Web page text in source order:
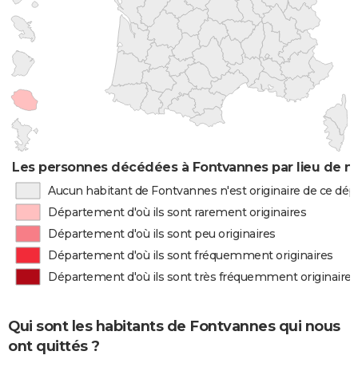
Les personnes décédées à Fontvannes par lieu de
Aucun habitant de Fontvannes n'est originaire de ce
Département d'où ils sont rarement originaires
Département d'où ils sont peu originaires
Département d'où ils sont fréquemment originaires
Département d'où ils sont très fréquemment originaires
Qui sont les habitants de Fontvannes qui nous
ont quittés ?